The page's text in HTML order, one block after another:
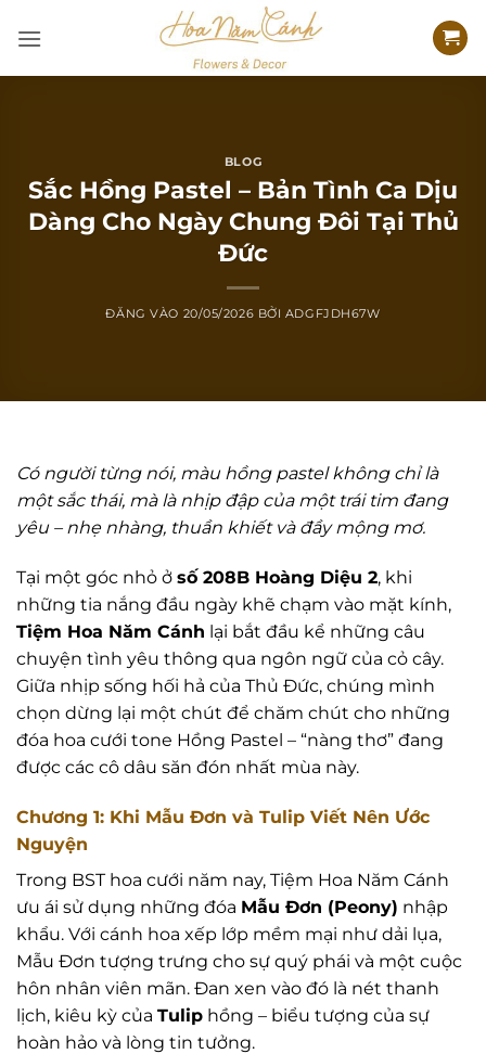
qua
BLOG
Sắc Hồng Pastel – Bản Tình Ca Dịu
Dàng Cho Ngày Chung Đôi Tại Thủ
Đức
ĐĂNG VÀO 20/05/2026 BỞI ADGFJDH67W
Có người từng nói, màu hồng pastel không chỉ là
một sắc thái, mà là nhịp đập của một trái tim đang
yêu – nhẹ nhàng, thuần khiết và đầy mộng mơ.
Tại một góc nhỏ ở số 208B Hoàng Diệu 2, khi
những tia nắng đầu ngày khẽ chạm vào mặt kính,
Tiệm Hoa Năm Cánh lại bắt đầu kể những câu
chuyện tình yêu thông qua ngôn ngữ của cỏ cây.
Giữa nhịp sống hối hả của Thủ Đức, chúng mình
chọn dừng lại một chút để chăm chút cho những
đóa hoa cưới tone Hồng Pastel – “nàng thơ” đang
được các cô dâu săn đón nhất mùa này.
Chương 1: Khi Mẫu Đơn và Tulip Viết Nên Ước
Nguyện
Trong BST hoa cưới năm nay, Tiệm Hoa Năm Cánh
ưu ái sử dụng những đóa Mẫu Đơn (Peony) nhập
khẩu. Với cánh hoa xếp lớp mềm mại như dải lụa,
Mẫu Đơn tượng trưng cho sự quý phái và một cuộc
hôn nhân viên mãn. Đan xen vào đó là nét thanh
lịch, kiêu kỳ của Tulip hồng – biểu tượng của sự
hoàn hảo và lòng tin tưởng.